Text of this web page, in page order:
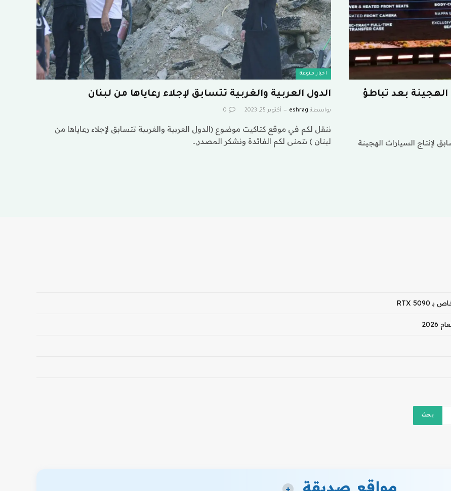
الهجينة بعد تباطؤ
لإنتاج السيارات الهجينة
اخبار منوعة
الدول العربية والغربية تتسابق لإجلاء رعاياها من لبنان
بواسطة eshrag أكتوبر 25, 2023 0
ننقل لكم في موقع كتاكيت موضوع (الدول العربية والغربية تتسابق لإجلاء رعاياها من
لبنان ) نتمنى لكم الفائدة ونشكر المصدر…
مواقع صديقة